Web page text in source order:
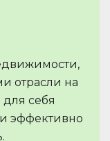
отрасли на
себя
эффективно